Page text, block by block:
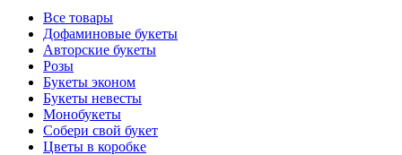
Все товары
Дофаминовые букеты
Авторские букеты
Розы
Букеты эконом
Букеты невесты
Монобукеты
Собери свой букет
Цветы в коробке